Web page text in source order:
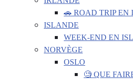
🚗 ROAD TRIP EN
ISLANDE
WEEK-END EN
NORVÈGE
OSLO
🧐 QUE